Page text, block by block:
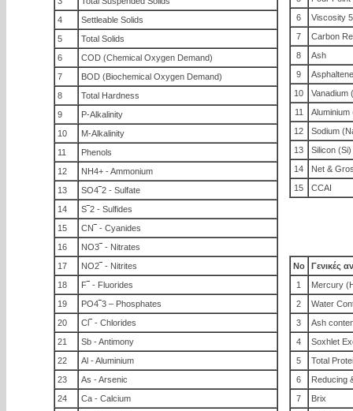
4
Settleable Solids
5
Total Solids
6
COD (Chemical Oxygen Demand)
7
BOD (Biochemical Oxygen Demand)
8
Total Hardness
9
P-Alkalinity
10
M-Alkalinity
11
Phenols
12
NH4+ - Ammonium
13
SO4‾2 - Sulfate
14
S‾2 - Sulfides
15
CN‾ - Cyanides
16
NO3‾ - Nitrates
17
NO2‾ - Nitrites
18
F‾ - Fluorides
19
PO4‾3 – Phosphates
20
Cl‾ - Chlorides
21
Sb - Antimony
22
Al - Aluminium
23
As - Arsenic
24
Ca - Calcium
6
Viscosity
7
Carbon
8
Ash
9
10
Vanadium
11
Aluminium
12
Sodium
13
Silicon (Si)
14
Net &
15
CCAI
No
Γενικές
1
Mercury
2
Water
3
Ash
4
Soxhlet
5
Total
6
Reducing
7
Brix